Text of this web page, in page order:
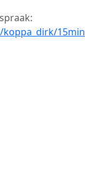
15min